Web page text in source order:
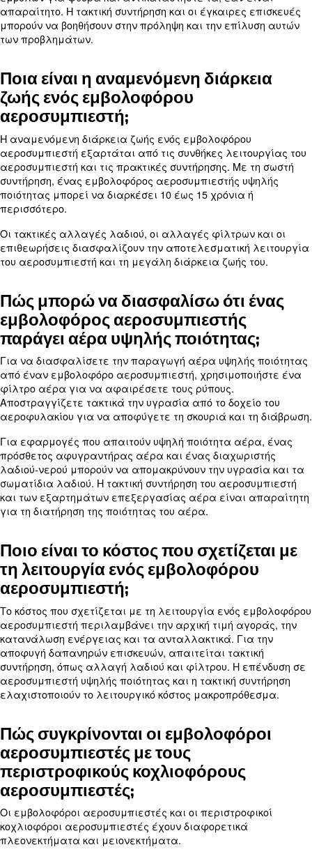
Πώς μπορώ να μειώσω τα
αεροσυμπιεστή;
Για τη μείωση των επιπέδων θορύβου ενός
αεροσυμπιεστή, εξετάστε το ενδεχόμενο
ηχομονωτικό χώρο ή υλικά γύρω από τον
τακτική συντήρηση, όπως η σύσφιξη χαλαρών
και η διασφάλιση της σωστής λίπανσης, μπορεί
βοηθήσει στη μείωση του θορύβου. Επίσης, η χρήση
αντικραδασμικών βάσεων και η τοποθέτηση του
αεροσυμπιεστή σε σταθερή επιφάνεια μειώνουν
κραδασμούς και, συνεπώς, τον θόρυβο.
Ποιες είναι οι τυπικές
εμβολοφόρων
Οι εμβολοφόροι αεροσυμπιεστές
ευρύ φάσμα εφαρμογών, όπως η επισκευή
κατασκευές και η ξυλουργική. Γενικά,
πνευματικά εργαλεία, όπως κρουστικά
καρφιών και πιστόλια ψεκασμού.
Οι εμβολοφόροι αεροσυμπιεστές
για το φούσκωμα ελαστικών και την παροχή
αέρα για διάφορες διαδικασίες σε τεχνίτες και
επαγγελματικά καταστήματα.
Πώς μπορώ να αντιμετωπίσω
προβλήματα με τους
αεροσυμπιεστές;
Τα συνήθη προβλήματα με τους εμβολοφόρους
αεροσυμπιεστές περιλαμβάνουν διαρροές
πίεση και υπερθέρμανση. Για να τα επιλύσετε,
κατεστραμμένα εξαρτήματα σύνδεσης,
φλάντζες και φραγμένα φίλτρα αέρα.
Ελέγξτε εάν η στάθμη λαδιού και ο εξαερισμός
αεροσυμπιεστή είναι σωστά. Εάν η πίεση του
αέρα δεν είναι σωστή, ελέγξτε τις βαλβίδες
εμβόλων για φθορά και αντικαταστήστε τα, εάν
απαραίτητο. Η τακτική συντήρηση και οι
μπορούν να βοηθήσουν στην πρόληψη και την
των προβλημάτων.